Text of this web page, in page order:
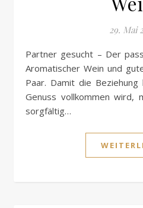
29. Mai
Partner gesucht – Der passende Käse zum Wein
Aromatischer Wein und
Paar. Damit die
Genuss vollkommen wird,
sorgfältig…